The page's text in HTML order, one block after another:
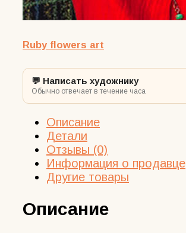
Ruby flowers art
💬 Написать художнику
Обычно отвечает в течение часа
Описание
Детали
Отзывы (0)
Информация о продавце
Другие товары
Описание